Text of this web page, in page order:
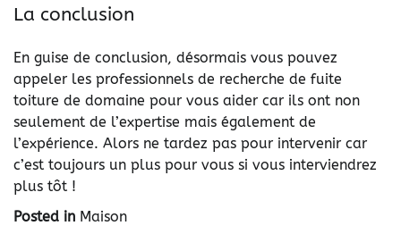
La conclusion
En guise de conclusion, désormais vous pouvez
appeler les professionnels de recherche de fuite
toiture de domaine pour vous aider car ils ont non
seulement de l’expertise mais également de
l’expérience. Alors ne tardez pas pour intervenir car
c’est toujours un plus pour vous si vous interviendrez
plus tôt !
Posted in Maison